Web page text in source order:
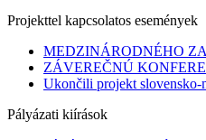
Projekttel kapcsolatos események
MEDZINÁRODNÉHO
ZÁVEREČNÚ
Ukončili projekt slovensko-
Pályázati kiírások